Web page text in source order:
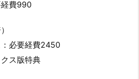
経費990
：必要経費2450
ス版特典